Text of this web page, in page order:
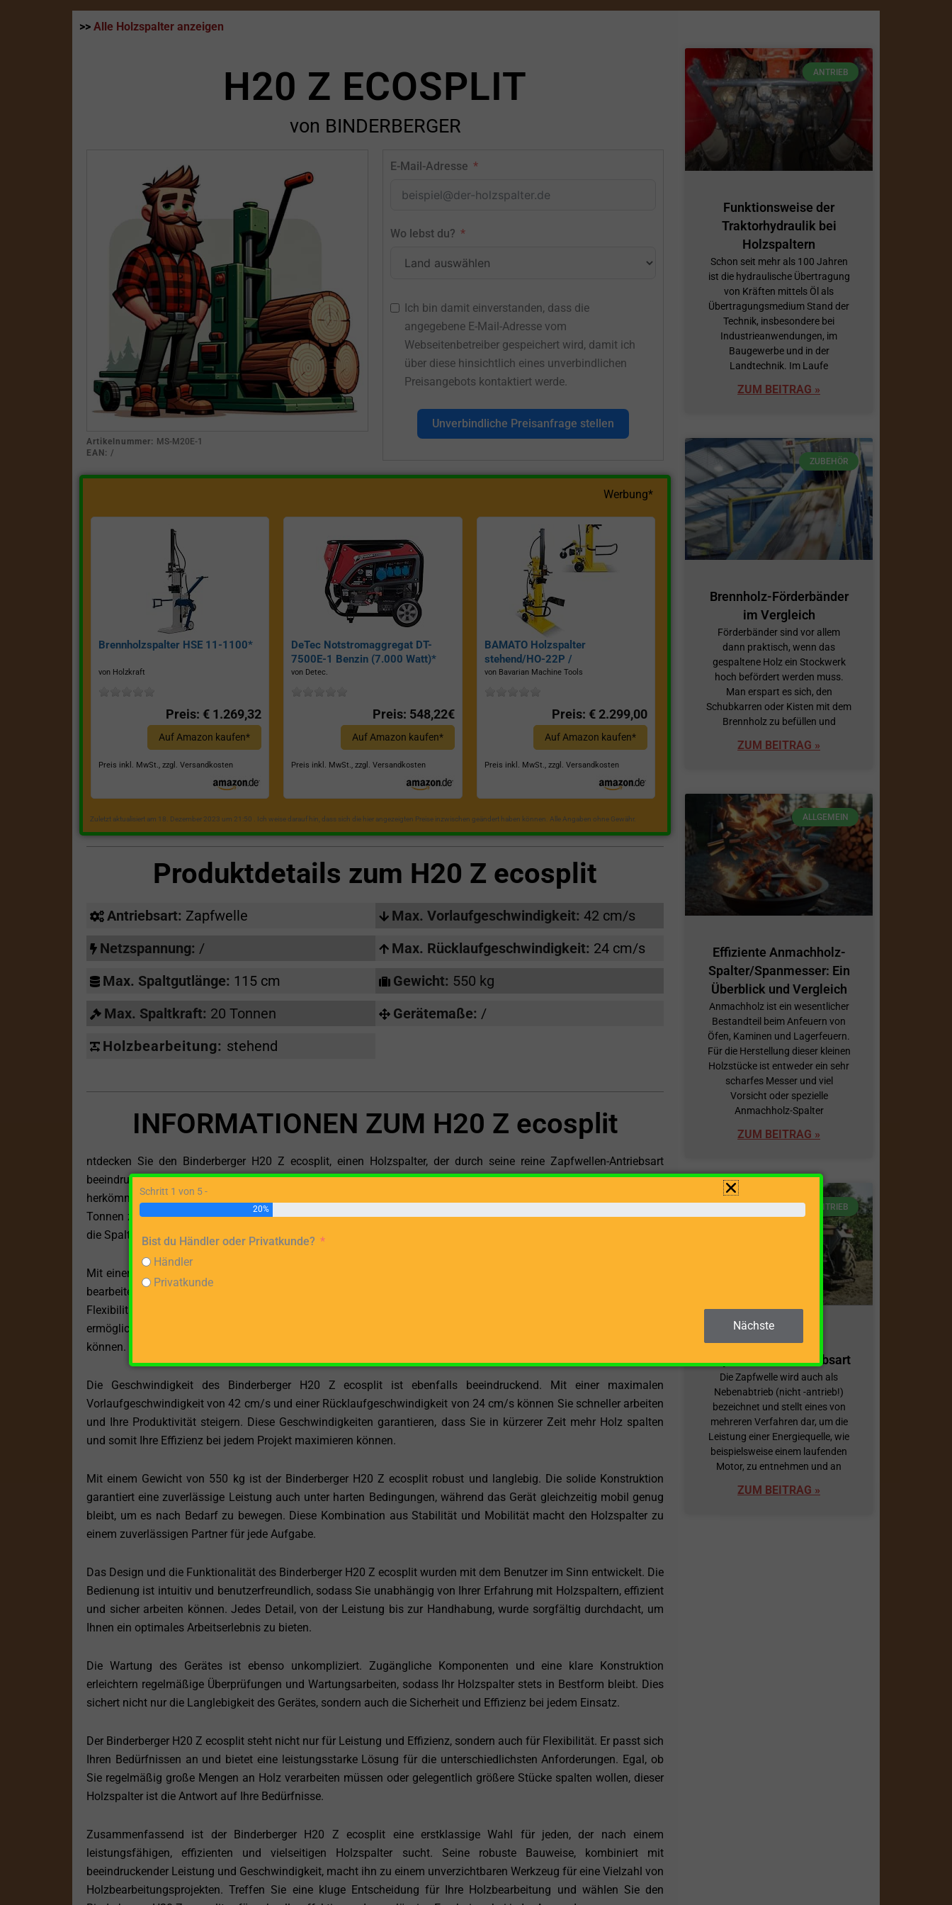
>> Alle Holzspalter anzeigen
H20 Z ECOSPLIT
von BINDERBERGER
Artikelnummer: MS-M20E-1
EAN: /
E-Mail-Adresse
Wo lebst du?
Ich bin damit einverstanden, dass die
angegebene E-Mail-Adresse vom
Webseitenbetreiber gespeichert wird, damit ich
über diese hinsichtlich eines unverbindlichen
Preisangebots kontaktiert werde.
Unverbindliche Preisanfrage stellen
Werbung*
Brennholzspalter HSE 11-1100*
von Holzkraft
Preis: € 1.269,32
Auf Amazon kaufen*
Preis inkl. MwSt., zzgl. Versandkosten
DeTec Notstromaggregat DT-
7500E-1 Benzin (7.000 Watt)*
von Detec.
Preis: 548,22€
Auf Amazon kaufen*
Preis inkl. MwSt., zzgl. Versandkosten
BAMATO Holzspalter
stehend/HO-22P /
Zapfwellenantrieb, Inkl.
von Bavarian Machine Tools
Preis: € 2.299,00
Auf Amazon kaufen*
Preis inkl. MwSt., zzgl. Versandkosten
Zuletzt aktualisiert am 18. Dezember 2023 um 21:50 . Ich weise darauf hin, dass sich die hier angezeigten Preise inzwischen geändert haben können. Alle Angaben ohne Gewähr.
Produktdetails zum H20 Z ecosplit
Antriebsart: Zapfwelle
Netzspannung: /
Max. Spaltgutlänge: 115 cm
Max. Spaltkraft: 20 Tonnen
Holzbearbeitung: stehend
Max. Vorlaufgeschwindigkeit: 42 cm/s
Max. Rücklaufgeschwindigkeit: 24 cm/s
Gewicht: 550 kg
Gerätemaße: /
INFORMATIONEN ZUM H20 Z ecosplit
ntdecken Sie den Binderberger H20 Z ecosplit, einen Holzspalter, der durch seine reine Zapfwellen-Antriebsart
beeindruckt und sich für alle Arten von Holzbearbeitungsprojekten eignet. Dieses Modell verzichtet auf
herkömmliche Stromquellen und nutzt stattdessen die Leistung Ihres Traktors, um eine maximale Spaltkraft von 20
Tonnen zu erreichen. Es ist die ideale Lösung für alle, die eine unabhängige, leistungsstarke und mobile Lösung für
die Spaltung von Holz suchen.
Mit einer beeindruckenden maximalen Spaltgutlänge von 115 cm können Sie auch größere Holzstücke problemlos
bearbeiten. Ob für den privaten Gebrauch zu Hause oder für gewerbliche Zwecke, dieser Holzspalter bietet die
Flexibilität und Kraft, die Sie benötigen, um Ihre Arbeit effizient zu erledigen. Die stehende Holzbearbeitung
ermöglicht dabei eine komfortable und ergonomische Arbeitsweise, wodurch Sie ermüdungsfrei und sicher arbeiten
können.
Die Geschwindigkeit des Binderberger H20 Z ecosplit ist ebenfalls beeindruckend. Mit einer maximalen
Vorlaufgeschwindigkeit von 42 cm/s und einer Rücklaufgeschwindigkeit von 24 cm/s können Sie schneller arbeiten
und Ihre Produktivität steigern. Diese Geschwindigkeiten garantieren, dass Sie in kürzerer Zeit mehr Holz spalten
und somit Ihre Effizienz bei jedem Projekt maximieren können.
Mit einem Gewicht von 550 kg ist der Binderberger H20 Z ecosplit robust und langlebig. Die solide Konstruktion
garantiert eine zuverlässige Leistung auch unter harten Bedingungen, während das Gerät gleichzeitig mobil genug
bleibt, um es nach Bedarf zu bewegen. Diese Kombination aus Stabilität und Mobilität macht den Holzspalter zu
einem zuverlässigen Partner für jede Aufgabe.
Das Design und die Funktionalität des Binderberger H20 Z ecosplit wurden mit dem Benutzer im Sinn entwickelt. Die
Bedienung ist intuitiv und benutzerfreundlich, sodass Sie unabhängig von Ihrer Erfahrung mit Holzspaltern, effizient
und sicher arbeiten können. Jedes Detail, von der Leistung bis zur Handhabung, wurde sorgfältig durchdacht, um
Ihnen ein optimales Arbeitserlebnis zu bieten.
Die Wartung des Gerätes ist ebenso unkompliziert. Zugängliche Komponenten und eine klare Konstruktion
erleichtern regelmäßige Überprüfungen und Wartungsarbeiten, sodass Ihr Holzspalter stets in Bestform bleibt. Dies
sichert nicht nur die Langlebigkeit des Gerätes, sondern auch die Sicherheit und Effizienz bei jedem Einsatz.
Der Binderberger H20 Z ecosplit steht nicht nur für Leistung und Effizienz, sondern auch für Flexibilität. Er passt sich
Ihren Bedürfnissen an und bietet eine leistungsstarke Lösung für die unterschiedlichsten Anforderungen. Egal, ob
Sie regelmäßig große Mengen an Holz verarbeiten müssen oder gelegentlich größere Stücke spalten wollen, dieser
Holzspalter ist die Antwort auf Ihre Bedürfnisse.
Zusammenfassend ist der Binderberger H20 Z ecosplit eine erstklassige Wahl für jeden, der nach einem
leistungsfähigen, effizienten und vielseitigen Holzspalter sucht. Seine robuste Bauweise, kombiniert mit
beeindruckender Leistung und Geschwindigkeit, macht ihn zu einem unverzichtbaren Werkzeug für eine Vielzahl von
Holzbearbeitungsprojekten. Treffen Sie eine kluge Entscheidung für Ihre Holzbearbeitung und wählen Sie den
ANTRIEB
Funktionsweise der
Traktorhydraulik bei
Holzspaltern
Schon seit mehr als 100 Jahren
ist die hydraulische Übertragung
von Kräften mittels Öl als
Übertragungsmedium Stand der
Technik, insbesondere bei
Industrieanwendungen, im
Baugewerbe und in der
Landtechnik. Im Laufe
ZUM BEITRAG »
ZUBEHÖR
Brennholz-Förderbänder
im Vergleich
Förderbänder sind vor allem
dann praktisch, wenn das
gespaltene Holz ein Stockwerk
hoch befördert werden muss.
Man erspart es sich, den
Schubkarren oder Kisten mit dem
Brennholz zu befüllen und
ZUM BEITRAG »
ALLGEMEIN
Effiziente Anmachholz-
Spalter/Spanmesser: Ein
Überblick und Vergleich
Anmachholz ist ein wesentlicher
Bestandteil beim Anfeuern von
Öfen, Kaminen und Lagerfeuern.
Für die Herstellung dieser kleinen
Holzstücke ist entweder ein sehr
scharfes Messer und viel
Vorsicht oder spezielle
Anmachholz-Spalter
ZUM BEITRAG »
ANTRIEB
Holzspalter mit
Zapfwelle als Antriebsart
Die Zapfwelle wird auch als
Nebenabtrieb (nicht -antrieb!)
bezeichnet und stellt eines von
mehreren Verfahren dar, um die
Leistung einer Energiequelle, wie
beispielsweise einem laufenden
Motor, zu entnehmen und an
ZUM BEITRAG »
Schritt 1 von 5 -
20%
Bist du Händler oder Privatkunde?
Händler
Privatkunde
Nächste